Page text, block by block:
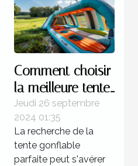
Comment choisir
la meilleure tente
gonflable pour
votre prochain
événement
Jeudi 26 septembre
2024 01:35
La recherche de la
tente gonflable
parfaite peut s'avérer